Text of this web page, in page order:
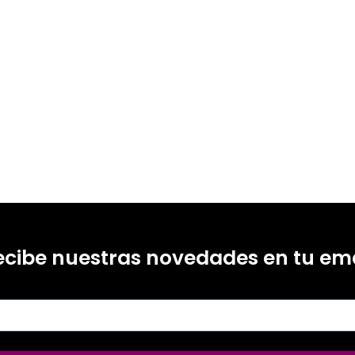
nuestras novedades en tu